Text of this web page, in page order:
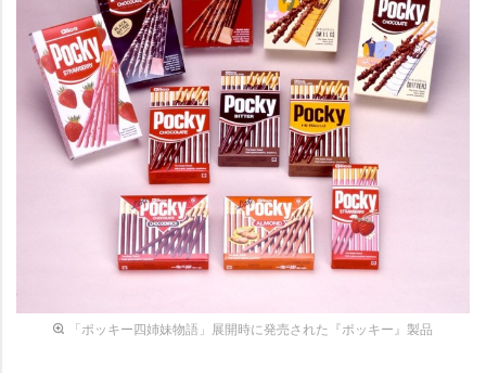
「ポッキー四姉妹物語」展開時に発売された『ポッキー』製品